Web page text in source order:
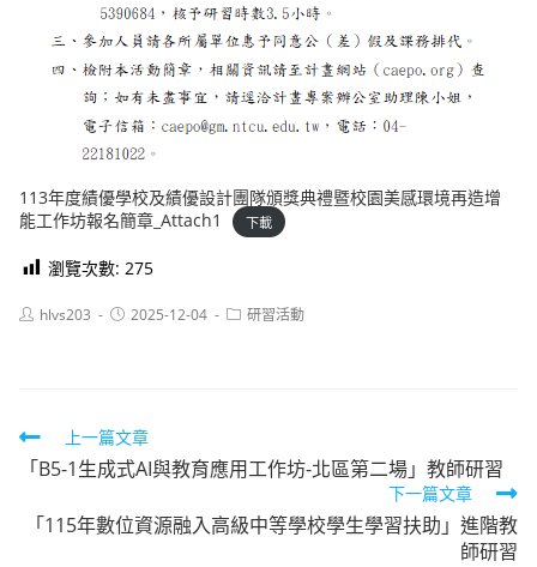
113年度績優學校及績優設計團隊頒獎典禮暨校園美感環境再造增
能工作坊報名簡章_Attach1
下載
瀏覽次數: 275
Posthlvs203
Post2025-12-04
Post研習活動
Read
more
articles
上一篇文章
「B5-1生成式AI與教育應用工作坊-北區第二場」教師研習
下一篇文章
「115年數位資源融入高級中等學校學生學習扶助」進階教
師研習